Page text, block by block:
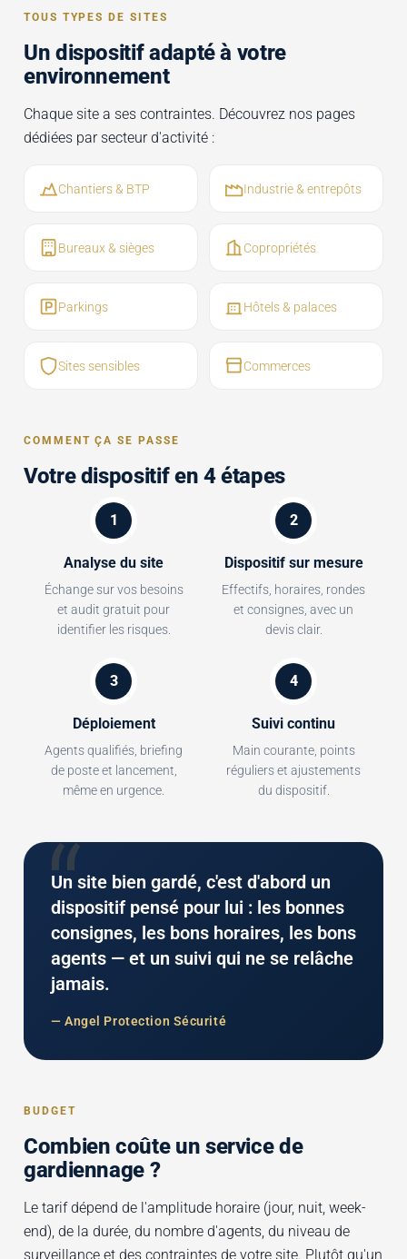
TOUS TYPES DE SITES
Un dispositif adapté à votre
environnement
Chaque site a ses contraintes. Découvrez nos pages
dédiées par secteur d'activité :
Chantiers & BTP Industrie & entrepôts
Bureaux & sièges Copropriétés
Parkings Hôtels & palaces
Sites sensibles Commerces
COMMENT ÇA SE PASSE
Votre dispositif en 4 étapes
1
Analyse du site
Échange sur vos besoins
et audit gratuit pour
identifier les risques.
2
Dispositif sur mesure
Effectifs, horaires, rondes
et consignes, avec un
devis clair.
3
Déploiement
Agents qualifiés, briefing
de poste et lancement,
même en urgence.
4
Suivi continu
Main courante, points
réguliers et ajustements
du dispositif.
“
Un site bien gardé, c'est d'abord un
dispositif pensé pour lui : les bonnes
consignes, les bons horaires, les bons
agents — et un suivi qui ne se relâche
jamais.
— Angel Protection Sécurité
BUDGET
Combien coûte un service de
gardiennage ?
Le tarif dépend de l'amplitude horaire (jour, nuit, week-
end), de la durée, du nombre d'agents, du niveau de
surveillance et des contraintes de votre site. Plutôt qu'un